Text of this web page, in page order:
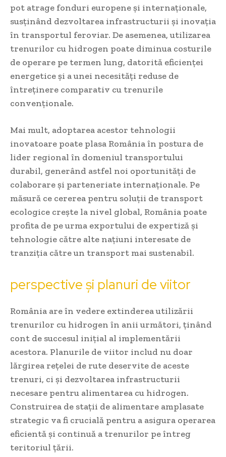
pot atrage fonduri europene și internaționale,
susținând dezvoltarea infrastructurii și inovația
în transportul feroviar. De asemenea, utilizarea
trenurilor cu hidrogen poate diminua costurile
de operare pe termen lung, datorită eficienței
energetice și a unei necesități reduse de
întreținere comparativ cu trenurile
convenționale.
Mai mult, adoptarea acestor tehnologii
inovatoare poate plasa România în postura de
lider regional în domeniul transportului
durabil, generând astfel noi oportunități de
colaborare și parteneriate internaționale. Pe
măsură ce cererea pentru soluții de transport
ecologice crește la nivel global, România poate
profita de pe urma exportului de expertiză și
tehnologie către alte națiuni interesate de
tranziția către un transport mai sustenabil.
perspective și planuri de viitor
România are în vedere extinderea utilizării
trenurilor cu hidrogen în anii următori, ținând
cont de succesul inițial al implementării
acestora. Planurile de viitor includ nu doar
lărgirea rețelei de rute deservite de aceste
trenuri, ci și dezvoltarea infrastructurii
necesare pentru alimentarea cu hidrogen.
Construirea de stații de alimentare amplasate
strategic va fi crucială pentru a asigura operarea
eficientă și continuă a trenurilor pe întreg
teritoriul țării.